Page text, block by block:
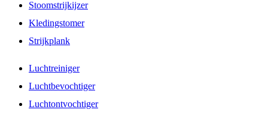
Stoomstrijkijzer
Kledingstomer
Strijkplank
Luchtreiniger
Luchtbevochtiger
Luchtontvochtiger